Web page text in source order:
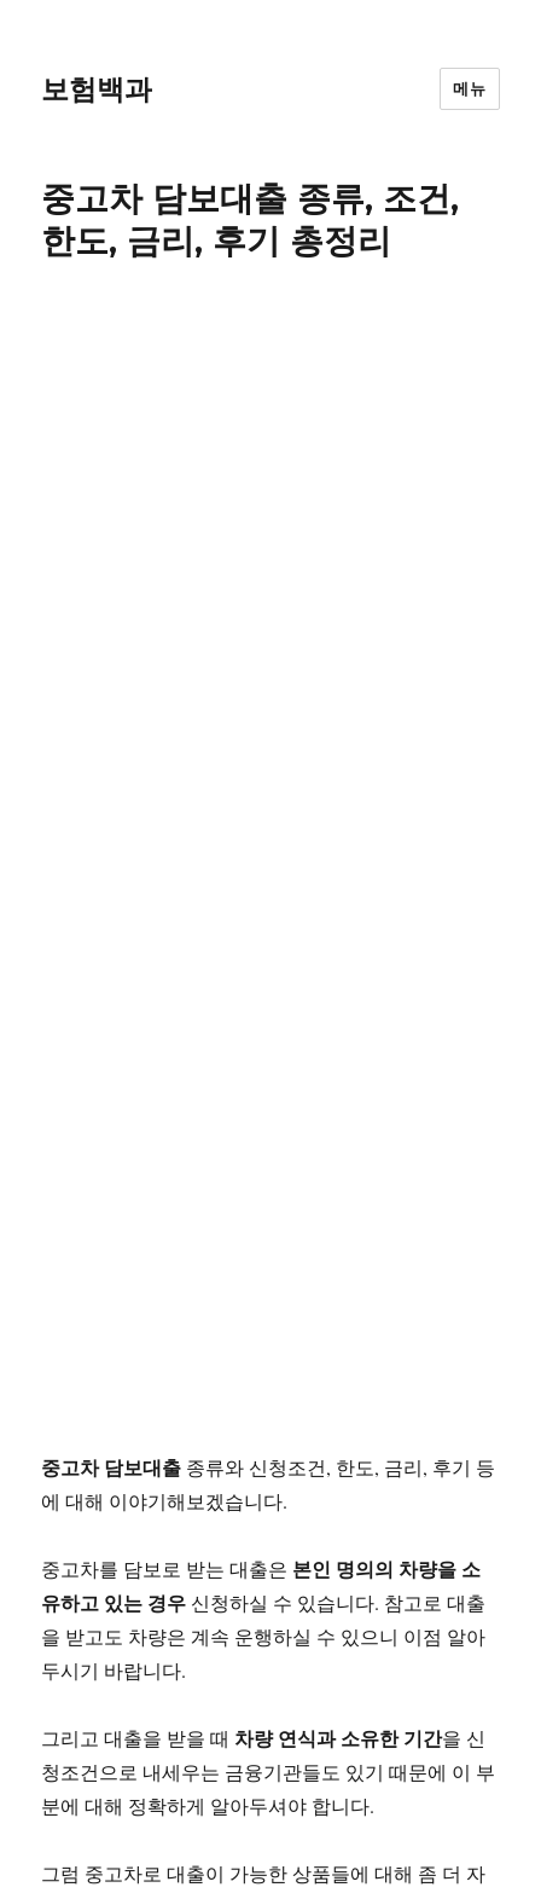
보험백과 메뉴
중고차 담보대출 종류, 조건,
한도, 금리, 후기 총정리
중고차 담보대출 종류와 신청조건, 한도, 금리, 후기 등
에 대해 이야기해보겠습니다.
중고차를 담보로 받는 대출은 본인 명의의 차량을 소
유하고 있는 경우 신청하실 수 있습니다. 참고로 대출
을 받고도 차량은 계속 운행하실 수 있으니 이점 알아
두시기 바랍니다.
그리고 대출을 받을 때 차량 연식과 소유한 기간을 신
청조건으로 내세우는 금융기관들도 있기 때문에 이 부
분에 대해 정확하게 알아두셔야 합니다.
그럼 중고차로 대출이 가능한 상품들에 대해 좀 더 자